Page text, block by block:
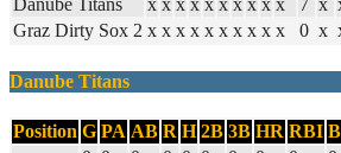
Danube Titans
x x x x x x x x x x 7 x
Graz Dirty Sox 2 x x x x x x x x x x 0 x
Danube Titans
Position G PA AB R H 2B 3B HR RBI